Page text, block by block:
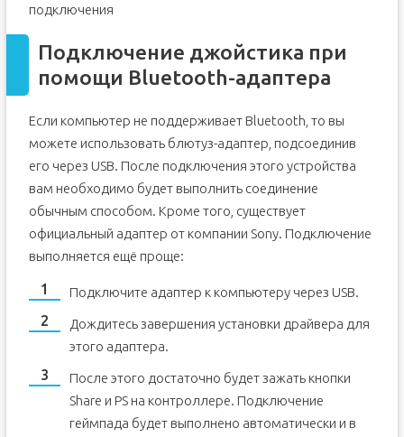
подключения
Подключение джойстика при
помощи Bluetooth-адаптера
Если компьютер не поддерживает Bluetooth, то вы
можете использовать блютуз-адаптер, подсоединив
его через USB. После подключения этого устройства
вам необходимо будет выполнить соединение
обычным способом. Кроме того, существует
официальный адаптер от компании Sony. Подключение
выполняется ещё проще:
Подключите адаптер к компьютеру через USB.
Дождитесь завершения установки драйвера для
этого адаптера.
После этого достаточно будет зажать кнопки
Share и PS на контроллере. Подключение
геймпада будет выполнено автоматически и в